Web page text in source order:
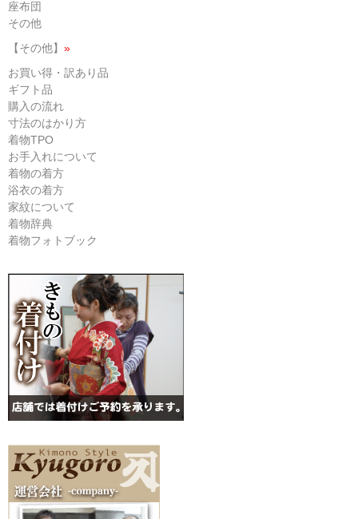
座布団
その他
【その他】 »
お買い得・訳あり品
ギフト品
購入の流れ
寸法のはかり方
着物TPO
お手入れについて
着物の着方
浴衣の着方
家紋について
着物辞典
着物フォトブック